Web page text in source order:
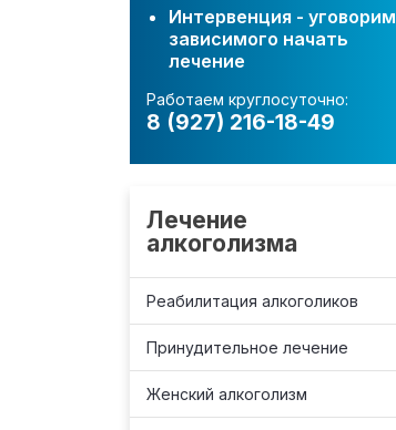
Интервенция - уговорим
зависимого начать
лечение
Работаем круглосуточно:
8 (927) 216-18-49
Лечение
алкоголизма
Реабилитация алкоголиков
Принудительное лечение
Женский алкоголизм